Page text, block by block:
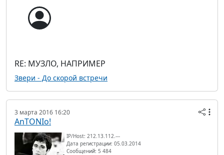
RE: МУЗЛО, НАПРИМЕР
Звери - До скорой встречи
3 марта 2016 16:20
AnTONIo!
IP/Host: 212.13.112.---
Дата регистрации: 05.03.2014
Сообщений: 5 484